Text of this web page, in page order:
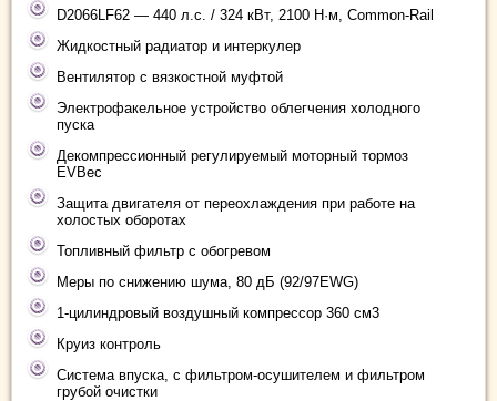
D2066LF62 — 440 л.с. / 324 кВт, 2100 Н·м, Common-Rail
Жидкостный радиатор и интеркулер
Вентилятор с вязкостной муфтой
Электрофакельное устройство облегчения холодного
пуска
Декомпрессионный регулируемый моторный тормоз
EVBec
Защита двигателя от переохлаждения при работе на
холостых оборотах
Топливный фильтр с обогревом
Меры по снижению шума, 80 дБ (92/97EWG)
1-цилиндровый воздушный компрессор 360 см3
Круиз контроль
Система впуска, с фильтром-осушителем и фильтром
грубой очистки